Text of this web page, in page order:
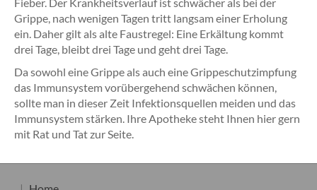
Grippe, nach wenigen Tagen tritt langsam einer Erholung
ein. Daher gilt als alte Faustregel: Eine Erkältung kommt
drei Tage, bleibt drei Tage und geht drei Tage.
Da sowohl eine Grippe als auch eine Grippeschutzimpfung
das Immunsystem vorübergehend schwächen können,
sollte man in dieser Zeit Infektionsquellen meiden und das
Immunsystem stärken. Ihre Apotheke steht Ihnen hier gern
mit Rat und Tat zur Seite.